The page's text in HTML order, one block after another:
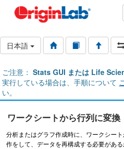
日本語
ご注意： Stats GUI または Life
実行している場合は、手順について
い。
ワークシートから行列に変換
分析またはグラフ作成時に、ワークシー
作をして、データを再構成する必要があ